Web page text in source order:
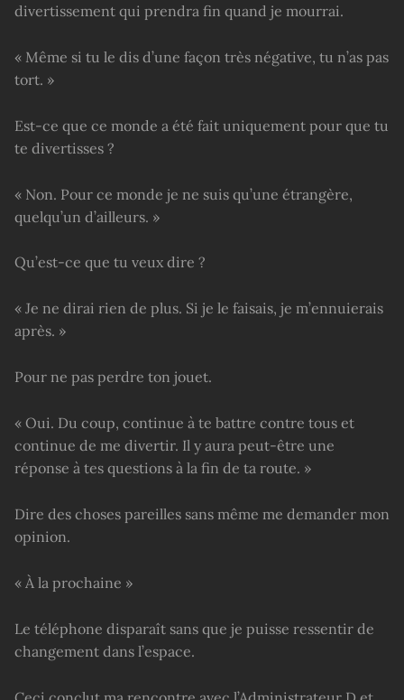
divertissement qui prendra fin quand je mourrai.
« Même si tu le dis d’une façon très négative, tu n’as pas
tort. »
Est-ce que ce monde a été fait uniquement pour que tu
te divertisses ?
« Non. Pour ce monde je ne suis qu’une étrangère,
quelqu’un d’ailleurs. »
Qu’est-ce que tu veux dire ?
« Je ne dirai rien de plus. Si je le faisais, je m’ennuierais
après. »
Pour ne pas perdre ton jouet.
« Oui. Du coup, continue à te battre contre tous et
continue de me divertir. Il y aura peut-être une
réponse à tes questions à la fin de ta route. »
Dire des choses pareilles sans même me demander mon
opinion.
« À la prochaine »
Le téléphone disparaît sans que je puisse ressentir de
changement dans l’espace.